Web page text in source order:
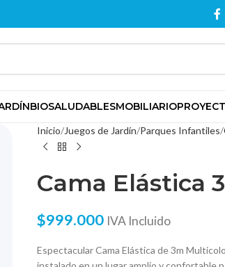
BIOSALUDABLESMOBILIARIO
Inicio Juegos de Jardín Parques Infantiles
Cama Elástica
$999.000 IVA Incluido
Espectacular Cama Elástica de 3m